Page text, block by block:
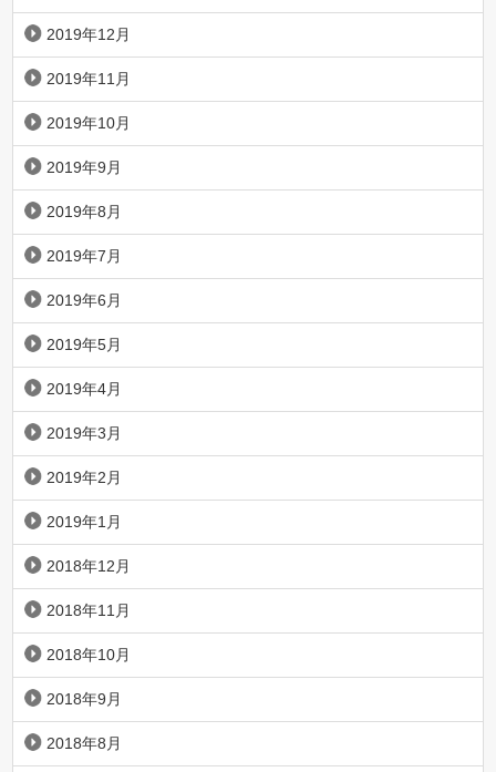
2019年12月
2019年11月
2019年10月
2019年9月
2019年8月
2019年7月
2019年6月
2019年5月
2019年4月
2019年3月
2019年2月
2019年1月
2018年12月
2018年11月
2018年10月
2018年9月
2018年8月